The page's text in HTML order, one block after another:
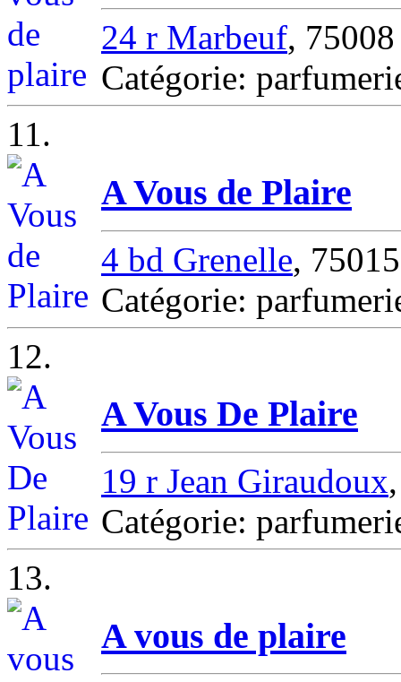
24 r Marbeuf,
Catégorie:
11.
A Vous de Plaire
4 bd Grenelle,
Catégorie:
12.
A Vous De Plaire
19 r Jean Giraudoux
Catégorie:
13.
A vous de plaire